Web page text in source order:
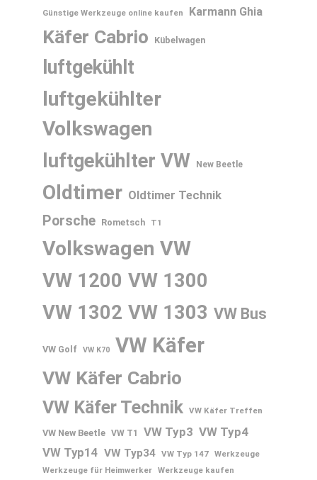
Günstige Werkzeuge online kaufen
Karmann Ghia
Käfer Cabrio Kübelwagen
luftgekühlt
luftgekühlter
Volkswagen
luftgekühlter VW New Beetle
Oldtimer Oldtimer Technik
Porsche Rometsch T1
Volkswagen VW
VW 1200 VW 1300
VW 1302 VW 1303 VW Bus
VW Golf VW K70 VW Käfer
VW Käfer Cabrio
VW Käfer Technik VW Käfer Treffen
VW New Beetle VW T1 VW Typ3 VW Typ4
VW Typ14 VW Typ34 VW Typ 147 Werkzeuge
Werkzeuge für Heimwerker Werkzeuge kaufen